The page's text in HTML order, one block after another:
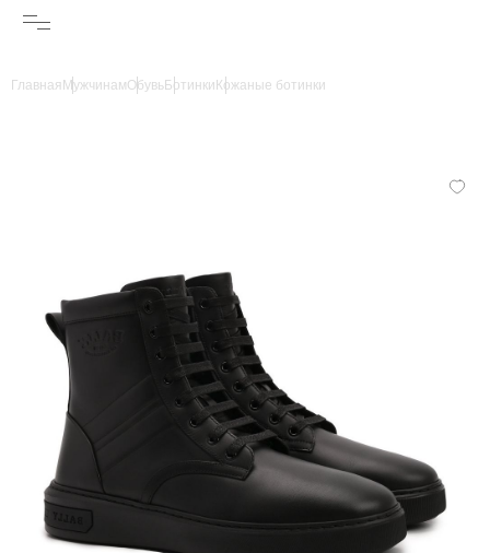
Главная МужчинамОбувьБотинки Кожаные ботинки